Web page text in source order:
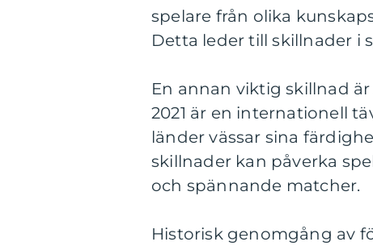
spelare från olika
Detta leder till skillnader i
En annan viktig skillnad
2021 är en internationell
länder vässar sina
skillnader kan påverka
och spännande matcher.
Historisk genomgång av